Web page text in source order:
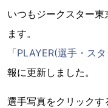
いつもジークスター
ます。
「PLAYER(選手・スタ
報に更新しました。
選手写真をクリック